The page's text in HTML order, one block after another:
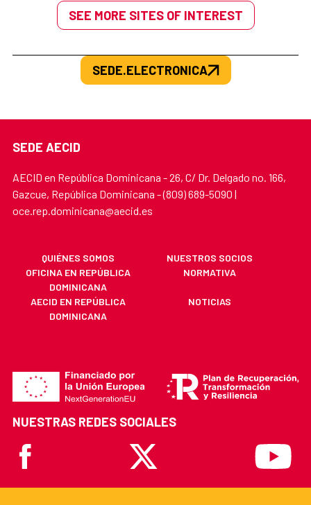
SEE MORE SITES OF INTEREST
SEDE.ELECTRONICA
SEDE AECID
AECID en República Dominicana - 26, C/ Dr. Delgado no. 166,
Gazcue, República Dominicana - (809) 689-5090 |
oce.rep.dominicana@aecid.es
QUIÉNES SOMOS
NUESTROS SOCIOS
OFICINA EN REPÚBLICA
DOMINICANA
NORMATIVA
AECID EN REPÚBLICA
DOMINICANA
NOTICIAS
NUESTRAS REDES SOCIALES
Facebook
X Youtube